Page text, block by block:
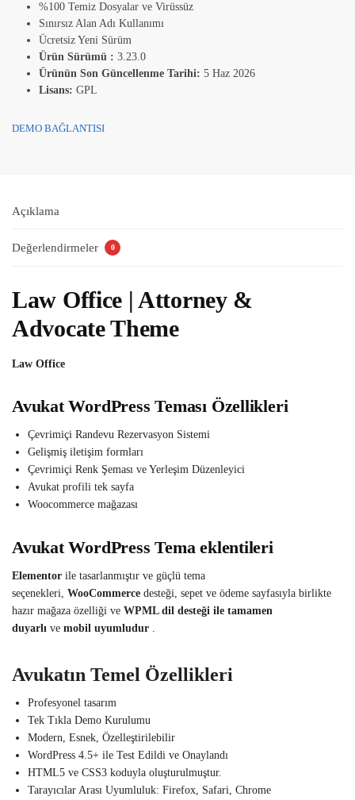
%100 Temiz Dosyalar ve Virüssüz
Sınırsız Alan Adı Kullanımı
Ücretsiz Yeni Sürüm
Ürün Sürümü : 3.23.0
Ürünün Son Güncellenme Tarihi: 5 Haz 2026
Lisans: GPL
DEMO BAĞLANTISI
Açıklama
Değerlendirmeler 0
Law Office | Attorney &
Advocate Theme
Law Office
Avukat WordPress Teması Özellikleri
Çevrimiçi Randevu Rezervasyon Sistemi
Gelişmiş iletişim formları
Çevrimiçi Renk Şeması ve Yerleşim Düzenleyici
Avukat profili tek sayfa
Woocommerce mağazası
Avukat WordPress Tema eklentileri
Elementor ile tasarlanmıştır ve güçlü tema
seçenekleri, WooCommerce desteği, sepet ve ödeme sayfasıyla birlikte
hazır mağaza özelliği ve WPML dil desteği ile tamamen
duyarlı ve mobil uyumludur
Avukatın Temel Özellikleri
Profesyonel tasarım
Tek Tıkla Demo Kurulumu
Modern, Esnek, Özelleştirilebilir
WordPress 4.5+ ile Test Edildi ve Onaylandı
HTML5 ve CSS3 koduyla oluşturulmuştur.
Tarayıcılar Arası Uyumluluk: Firefox, Safari, Chrome